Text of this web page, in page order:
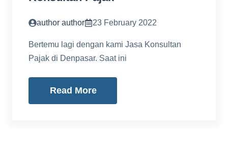
author author 23 February 2022
Bertemu lagi dengan kami Jasa Konsultan
Pajak di Denpasar. Saat ini
Read More